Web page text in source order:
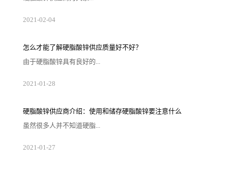
提供的一种化学材料——硬脂酸锌，是一种白色而且十
分松软的粉末状物质，在生产的时候一般会将硬脂酸和
应的介绍‍，硬脂酸锌可以用在哪些产品的生产过程中。
1、塑料制品由于硬脂酸锌在塑料当中能够起到增加稳定
性的作用，所以，一些生产塑料制品的企业会通过硬脂
酸锌供应‍商采购硬脂酸锌来投入生产，在...
2021-02-04
怎么才能了解硬脂酸锌供应‍质量好不好？
由于硬脂酸锌具有良好的...
性能，在塑料产品的生产过程中使用，能够提高塑料的
加工性能，所以现在很多企业会去找硬脂酸锌供应‍商采
个方面来了解。第1.看市场评价任何一个经销商，只要
在市场上做销售，就会获得相应的市场评价，由于硬脂
酸锌的质量关系到产品的生产情况，所以在找硬脂酸锌
供应‍商采购硬脂酸锌的时候，企业可...
2021-01-28
硬脂酸锌供应‍商介绍：使用和储存硬脂酸锌要注意什么
虽然很多人并不知道硬脂...
酸锌究竟是什么，但是，硬脂酸锌在各种工业生产当中
却是一种较为常见用的化学材料，在硬脂酸锌供应‍质量
2021-01-27